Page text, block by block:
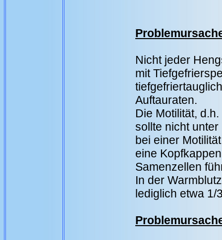
Nicht jeder
mit
Auftauraten.
Die Motilität,
sollte nicht unter
bei einer
eine
Samenzellen
In der
lediglich etwa